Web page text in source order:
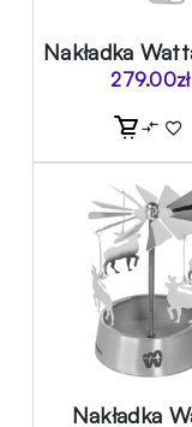
Nakładka
279.00zł
Nakładka